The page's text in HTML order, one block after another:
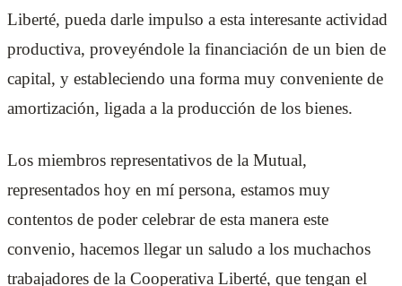
Liberté, pueda darle impulso a esta interesante actividad
productiva, proveyéndole la financiación de un bien de
capital, y estableciendo una forma muy conveniente de
amortización, ligada a la producción de los bienes.
Los miembros representativos de la Mutual,
representados hoy en mí persona, estamos muy
contentos de poder celebrar de esta manera este
convenio, hacemos llegar un saludo a los muchachos
trabajadores de la Cooperativa Liberté, que tengan el